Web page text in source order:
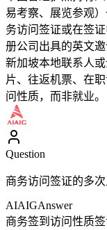
易考察、展览参观
务访问签证或在签
册公司出具的英文
新加坡本地联系人
片、往返机票、在
问性质，而非就业。
Question
商务访问签证的多
AIAIGAnswer
商务签到访问性质